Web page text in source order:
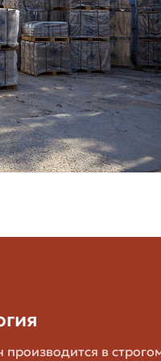
200–800
300–2000+
производителей
стоимость за
около 513 штук.
М³, ₽
в